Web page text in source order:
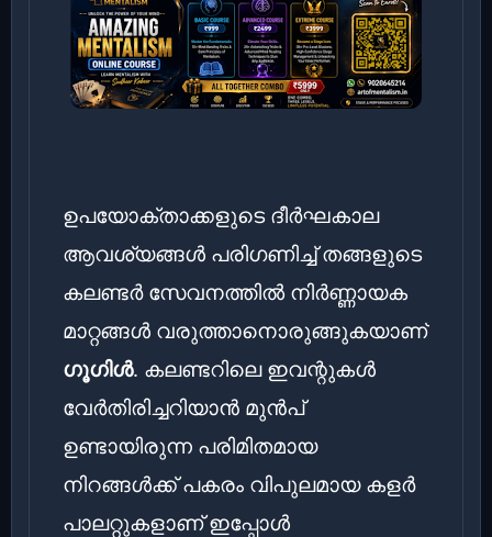
ഉപയോക്താക്കളുടെ ദീർഘകാല
ആവശ്യങ്ങൾ പരിഗണിച്ച് തങ്ങളുടെ
കലണ്ടർ സേവനത്തിൽ നിർണ്ണായക
മാറ്റങ്ങൾ വരുത്താനൊരുങ്ങുകയാണ്
ഗൂഗിൾ. കലണ്ടറിലെ ഇവന്റുകൾ
വേർതിരിച്ചറിയാൻ മുൻപ്
ഉണ്ടായിരുന്ന പരിമിതമായ
നിറങ്ങൾക്ക് പകരം വിപുലമായ കളർ
പാലറ്റുകളാണ് ഇപ്പോൾ